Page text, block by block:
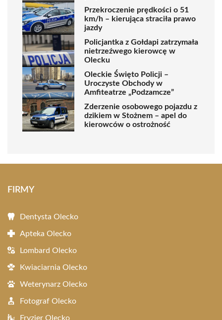
Przekroczenie prędkości o 51
km/h – kierująca straciła prawo
jazdy
Policjantka z Gołdapi zatrzymała
nietrzeźwego kierowcę w
Olecku
Oleckie Święto Policji –
Uroczyste Obchody w
Amfiteatrze „Podzamcze”
Zderzenie osobowego pojazdu z
dzikiem w Stożnem – apel do
kierowców o ostrożność
FIRMY
Dentysta Olecko
Apteka Olecko
Lombard Olecko
Kwiaciarnia Olecko
Weterynarz Olecko
Fotograf Olecko
Fryzjer Olecko